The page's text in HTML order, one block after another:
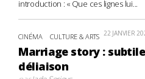
introduction : « Que ces lignes lui...
CINÉMA CULTURE & ARTS 22 JANVIER
Marriage story :
déliaison